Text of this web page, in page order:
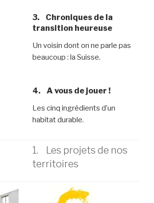
3. Chroniques de la
transition heureuse
Un voisin dont on ne parle pas
beaucoup : la Suisse.
4. A vous de jouer !
Les cinq ingrédients d’un
habitat durable.
1. Les projets de nos
territoires